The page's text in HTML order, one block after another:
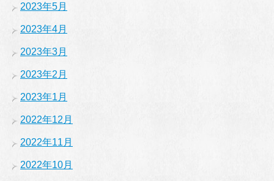
2023年5月
2023年4月
2023年3月
2023年2月
2023年1月
2022年12月
2022年11月
2022年10月